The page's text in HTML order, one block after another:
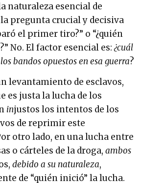
naturaleza esencial de
pregunta crucial y decisiva
el primer tiro?” o “¿quién
No. El factor esencial es:¿cuál
bandos opuestos en esa guerra?
levantamiento de esclavos,
es justa la lucha de los
injustos los intentos de los
de reprimir este
otro lado, en una lucha entre
o cárteles de la droga, ambos
debido a su naturaleza,
de “quién inició” la lucha.